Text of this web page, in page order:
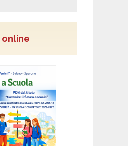
online